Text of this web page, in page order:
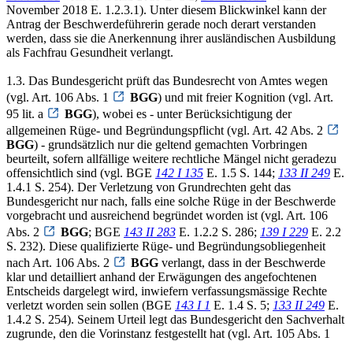
November 2018 E. 1.2.3.1). Unter diesem Blickwinkel kann der
Antrag der Beschwerdeführerin gerade noch derart verstanden
werden, dass sie die Anerkennung ihrer ausländischen Ausbildung
als Fachfrau Gesundheit verlangt.
1.3. Das Bundesgericht prüft das Bundesrecht von Amtes wegen
(vgl. Art. 106 Abs. 1
BGG) und mit freier Kognition (vgl. Art.
95 lit. a
BGG), wobei es - unter Berücksichtigung der
allgemeinen Rüge- und Begründungspflicht (vgl. Art. 42 Abs. 2
BGG) - grundsätzlich nur die geltend gemachten Vorbringen
beurteilt, sofern allfällige weitere rechtliche Mängel nicht geradezu
offensichtlich sind (vgl. BGE 142 I 135 E. 1.5 S. 144; 133 II 249 E.
1.4.1 S. 254). Der Verletzung von Grundrechten geht das
Bundesgericht nur nach, falls eine solche Rüge in der Beschwerde
vorgebracht und ausreichend begründet worden ist (vgl. Art. 106
Abs. 2
BGG; BGE 143 II 283 E. 1.2.2 S. 286; 139 I 229 E. 2.2
S. 232). Diese qualifizierte Rüge- und Begründungsobliegenheit
nach Art. 106 Abs. 2
BGG verlangt, dass in der Beschwerde
klar und detailliert anhand der Erwägungen des angefochtenen
Entscheids dargelegt wird, inwiefern verfassungsmässige Rechte
verletzt worden sein sollen (BGE 143 I 1 E. 1.4 S. 5; 133 II 249 E.
1.4.2 S. 254). Seinem Urteil legt das Bundesgericht den Sachverhalt
zugrunde, den die Vorinstanz festgestellt hat (vgl. Art. 105 Abs. 1